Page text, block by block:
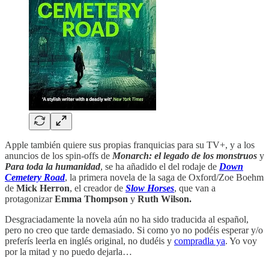
Apple también quiere sus propias franquicias para su TV+, y a los
anuncios de los spin-offs de Monarch: el legado de los monstruos y
Para toda la humanidad, se ha añadido el del rodaje de Down
Cemetery Road, la primera novela de la saga de Oxford/Zoe Boehm
de Mick Herron, el creador de Slow Horses, que van a
protagonizarEmma Thompson y Ruth Wilson.
Desgraciadamente la novela aún no ha sido traducida al español,
pero no creo que tarde demasiado. Si como yo no podéis esperar y/o
preferís leerla en inglés original, no dudéis y compradla ya. Yo voy
por la mitad y no puedo dejarla…